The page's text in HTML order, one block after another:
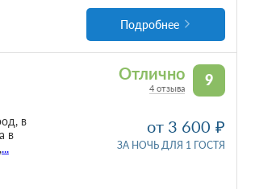
Подробнее
9
Отлично
4 отзыва
в
в
...
от 3 600
ЗА НОЧЬ ДЛЯ 1 ГОСТЯ